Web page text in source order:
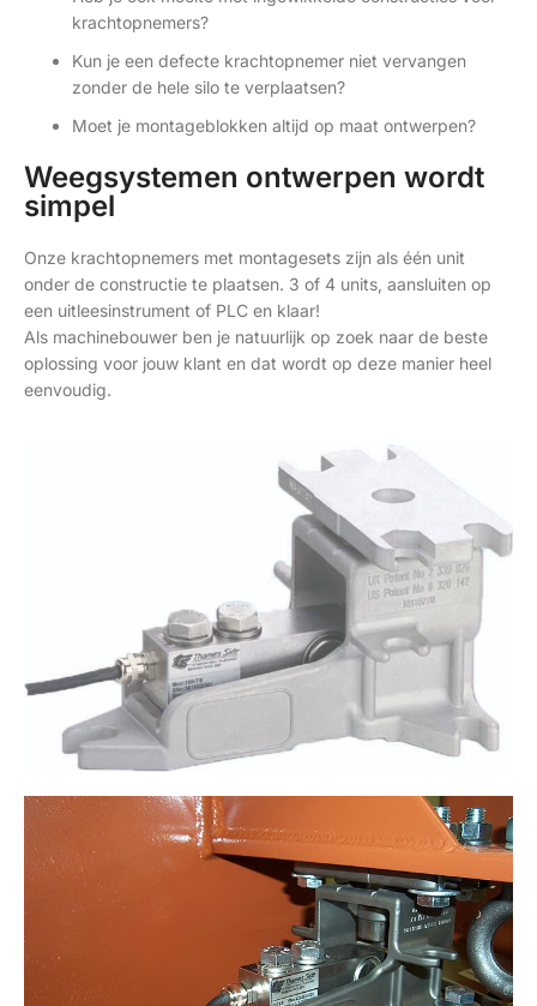
krachtopnemers?
Kun je een defecte krachtopnemer niet vervangen
zonder de hele silo te verplaatsen?
Moet je montageblokken altijd op maat ontwerpen?
Weegsystemen ontwerpen wordt
simpel
Onze krachtopnemers met montagesets zijn als één unit
onder de constructie te plaatsen. 3 of 4 units, aansluiten op
een uitleesinstrument of PLC en klaar!
Als machinebouwer ben je natuurlijk op zoek naar de beste
oplossing voor jouw klant en dat wordt op deze manier heel
eenvoudig.